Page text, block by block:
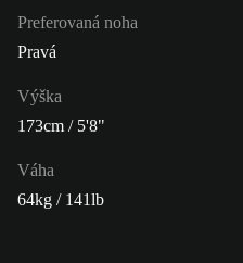
Preferovaná noha
Pravá
Výška
173cm / 5'8"
Váha
64kg / 141lb